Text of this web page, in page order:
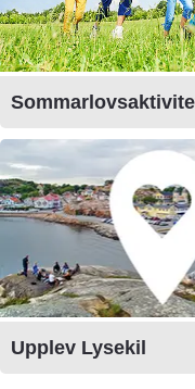
Upplev Lysekil